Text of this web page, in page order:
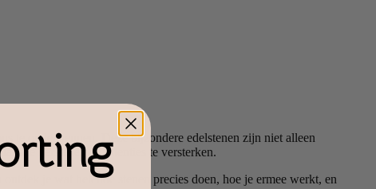
te ondersteunen. Deze bijzondere edelstenen zijn niet alleen
te herstellen en intenties te versterken.
je wat helende stenen precies doen, hoe je ermee werkt, en